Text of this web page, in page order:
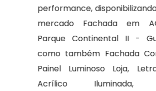
performance,
mercado Fachada em
Parque Continental II -
como também Fachada
Painel Luminoso Loja,
Acrílico Iluminada,